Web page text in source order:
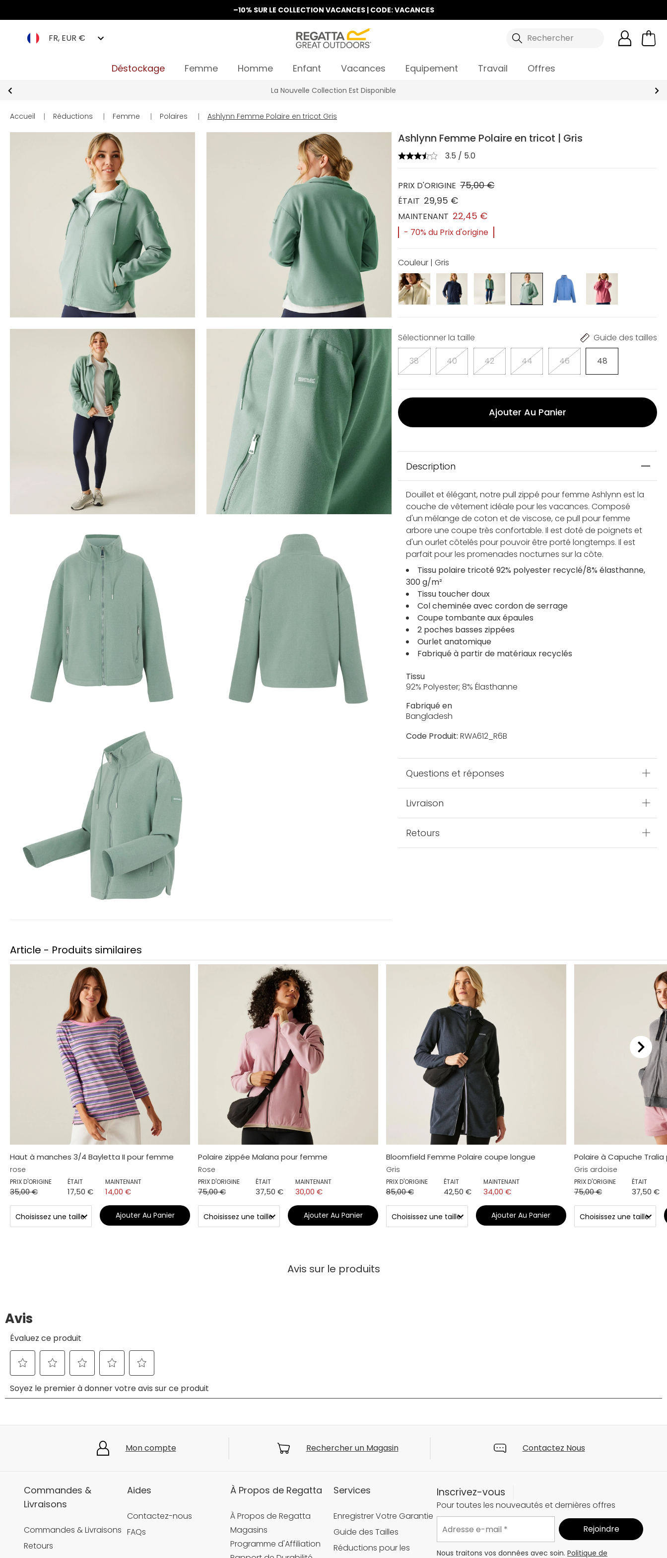
–10% SUR LE COLLECTION VACANCES | CODE: VACANCES
FR, EUR € Rechercher
Déstockage Femme Homme Enfant Vacances Equipement Travail Offres
La Nouvelle Collection Est Disponible
Accueil | Réductions | Femme | Polaires | Ashlynn Femme Polaire en tricot Gris
Ashlynn Femme Polaire en tricot | Gris
3.5 / 5.0
PRIX D'ORIGINE 75,00 €
ÉTAIT 29,95 €
MAINTENANT 22,45 €
- 70% du Prix d'origine
Couleur | Gris
Sélectionner la taille Guide des tailles
38 40 42 44 46 48
Ajouter Au Panier
Description
Douillet et élégant, notre pull zippé pour femme Ashlynn est la
couche de vêtement idéale pour les vacances. Composé
d'un mélange de coton et de viscose, ce pull pour femme
arbore une coupe très confortable. Il est doté de poignets et
d'un ourlet côtelés pour pouvoir être porté longtemps. Il est
parfait pour les promenades nocturnes sur la côte.
Tissu polaire tricoté 92% polyester recyclé/8% élasthanne,
300 g/m²
Tissu toucher doux
Col cheminée avec cordon de serrage
Coupe tombante aux épaules
2 poches basses zippées
Ourlet anatomique
Fabriqué à partir de matériaux recyclés
Tissu
92% Polyester; 8% Élasthanne
Fabriqué en
Bangladesh
Code Produit: RWA612_R6B
Questions et réponses
Livraison
Retours
Article - Produits similaires
Haut à manches 3/4 Bayletta II pour femme
rose
PRIX D'ORIGINE
35,00 €
ÉTAIT
17,50 €
MAINTENANT
14,00 €
Ajouter Au Panier
Polaire zippée Malana pour femme
Rose
PRIX D'ORIGINE
75,00 €
ÉTAIT
37,50 €
MAINTENANT
30,00 €
Ajouter Au Panier
Bloomfield Femme Polaire coupe longue
Gris
PRIX D'ORIGINE
85,00 €
ÉTAIT
42,50 €
MAINTENANT
34,00 €
Ajouter Au Panier
Polaire à Capuche
Gris ardoise
PRIX D'ORIGINE
75,00 €
ÉTAIT
37,50 €
Avis sur le produits
Mon compte Rechercher un Magasin Contactez Nous
Commandes &
Livraisons
Commandes & Livraisons
Retours
Aides
Contactez-nous
FAQs
À Propos de Regatta
À Propos de Regatta
Magasins
Programme d'Affiliation
Services
Enregistrer Votre Garantie
Guide des Tailles
Réductions pour les
Inscrivez-vous
Pour toutes les nouveautés et dernières offres
Nous traitons vos données avec soin. Politique de